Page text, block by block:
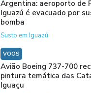
Argentina: aeroporto de
Iguazú é evacuado por
bomba
Susto em Iguazú
VOOS
Avião Boeing 737-700
pintura temática das
Iguaçu